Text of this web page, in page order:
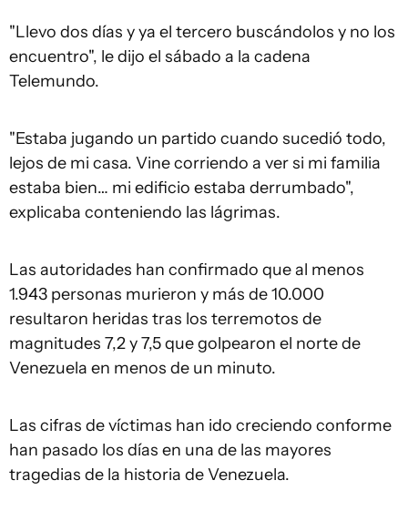
"Llevo dos días y ya el tercero buscándolos y no los
encuentro", le dijo el sábado a la cadena
Telemundo.
"Estaba jugando un partido cuando sucedió todo,
lejos de mi casa. Vine corriendo a ver si mi familia
estaba bien… mi edificio estaba derrumbado",
explicaba conteniendo las lágrimas.
Las autoridades han confirmado que al menos
1.943 personas murieron y más de 10.000
resultaron heridas tras los terremotos de
magnitudes 7,2 y 7,5 que golpearon el norte de
Venezuela en menos de un minuto.
Las cifras de víctimas han ido creciendo conforme
han pasado los días en una de las mayores
tragedias de la historia de Venezuela.